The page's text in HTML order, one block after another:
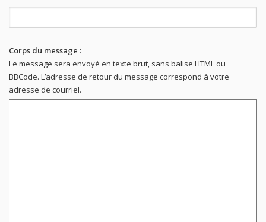
Corps du message :
Le message sera envoyé en texte brut, sans balise HTML ou
BBCode. L’adresse de retour du message correspond à votre
adresse de courriel.